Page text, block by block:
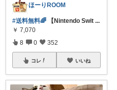
ほーりROOM
#送料無料🌈 【Nintendo Swit ...
￥ 7,070
8 0 352
コレ いいね